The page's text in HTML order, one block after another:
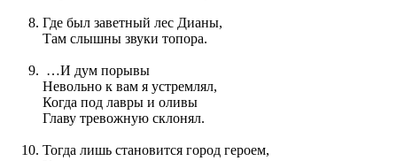
Где был заветный лес Дианы,
Там слышны звуки топора.
…И дум порывы
Невольно к вам я устремлял,
Когда под лавры и оливы
Главу тревожную склонял.
Тогда лишь становится город героем,